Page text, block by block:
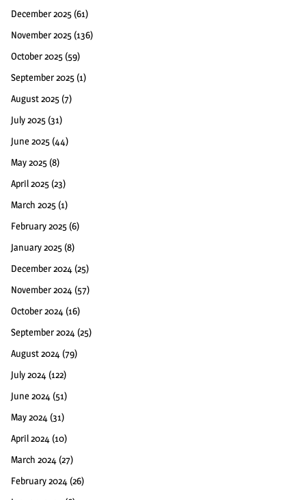
December 2025 (61)
November 2025 (136)
October 2025 (59)
September 2025 (1)
August 2025 (7)
July 2025 (31)
June 2025 (44)
May 2025 (8)
April 2025 (23)
March 2025 (1)
February 2025 (6)
January 2025 (8)
December 2024 (25)
November 2024 (57)
October 2024 (16)
September 2024 (25)
August 2024 (79)
July 2024 (122)
June 2024 (51)
May 2024 (31)
April 2024 (10)
March 2024 (27)
February 2024 (26)